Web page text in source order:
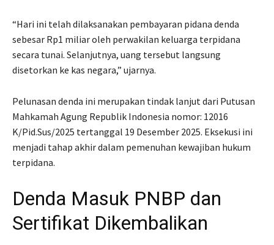
“Hari ini telah dilaksanakan pembayaran pidana denda
sebesar Rp1 miliar oleh perwakilan keluarga terpidana
secara tunai. Selanjutnya, uang tersebut langsung
disetorkan ke kas negara,” ujarnya.
Pelunasan denda ini merupakan tindak lanjut dari Putusan
Mahkamah Agung Republik Indonesia nomor: 12016
K/Pid.Sus/2025 tertanggal 19 Desember 2025. Eksekusi ini
menjadi tahap akhir dalam pemenuhan kewajiban hukum
terpidana.
Denda Masuk PNBP dan
Sertifikat Dikembalikan